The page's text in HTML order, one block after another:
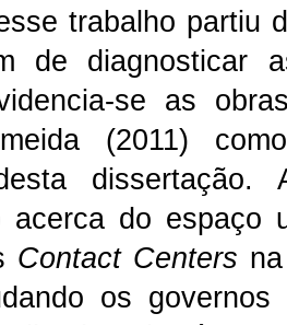
trabalho partiu
de diagnosticar
se as
(2011)
acerca do espaço
Contact Centers
os